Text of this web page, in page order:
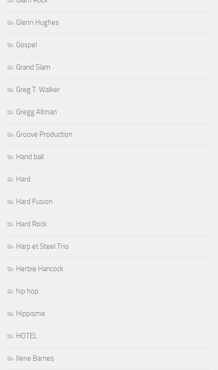
Glenn Hughes
Gospel
Grand Slam
Greg T. Walker
Gregg Allman
Groove Production
Hand ball
Hard
Hard Fusion
Hard Rock
Harp et Steel Trio
Herbie Hancock
hip hop
Hippisme
HOTEL
Ilene Barnes